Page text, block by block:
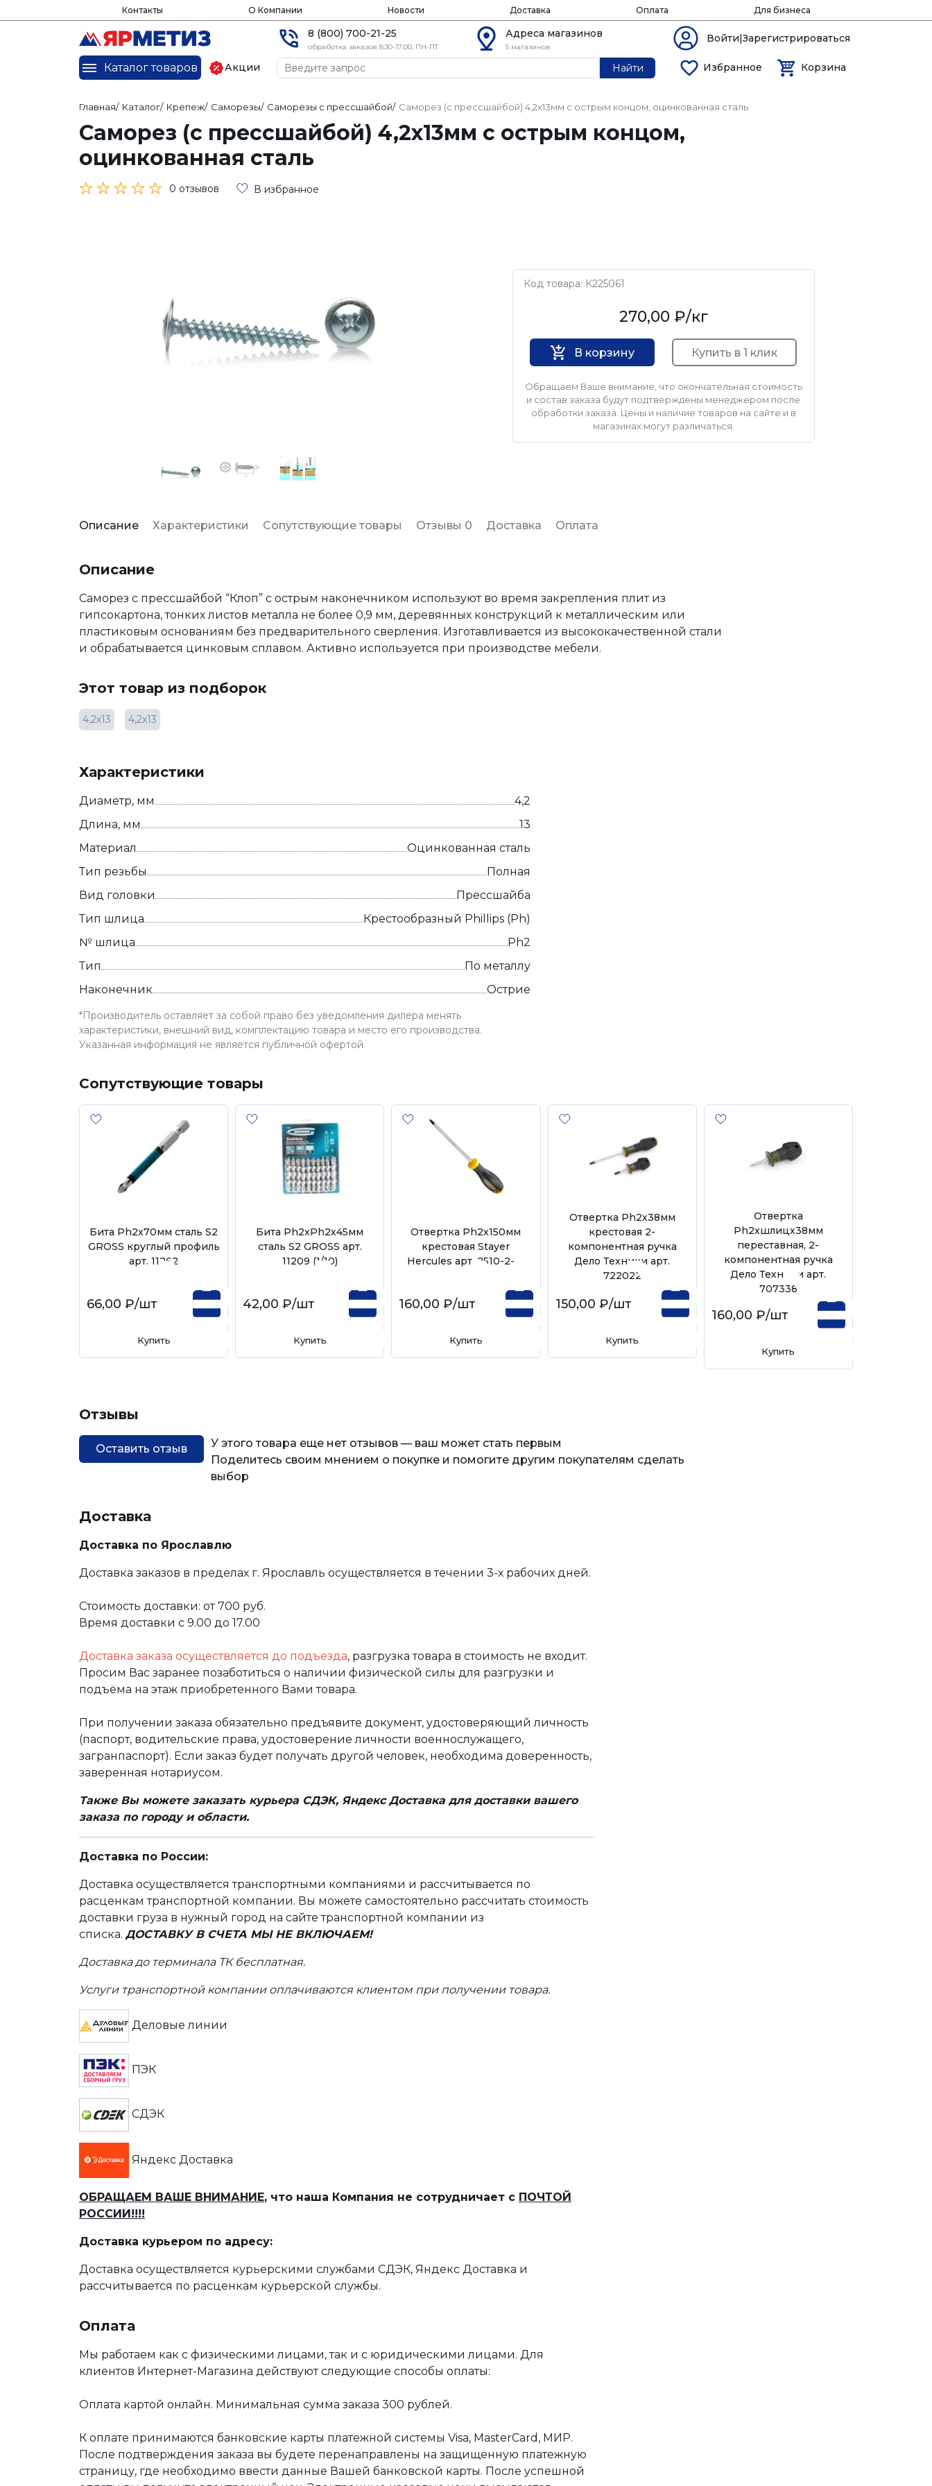
Контакты О Компании Новости Доставка Оплата Для бизнеса
8 (800) 700-21-25
обработка заказов 8:30-17:00, ПН-ПТ
Адреса магазинов
5 магазинов
Войти|Зарегистрироваться
Каталог товаров Акции Найти Избранное Корзина
Главная/ Каталог/ Крепеж/ Саморезы/ Саморезы с прессшайбой/ Саморез (с прессшайбой) 4,2х13мм с острым концом, оцинкованная сталь
Саморез (с прессшайбой) 4,2х13мм с острым концом,
оцинкованная сталь
0 отзывов В избранное
Код товара: К225061
270,00 ₽/кг
В корзину Купить в 1 клик
Обращаем Ваше внимание, что окончательная стоимость
и состав заказа будут подтверждены менеджером после
обработки заказа. Цены и наличие товаров на сайте и в
магазинах могут различаться.
Описание Характеристики Сопутствующие товары Отзывы 0 Доставка Оплата
Описание
Саморез с прессшайбой “Клоп” с острым наконечником используют во время закрепления плит из
гипсокартона, тонких листов металла не более 0,9 мм, деревянных конструкций к металлическим или
пластиковым основаниям без предварительного сверления. Изготавливается из высококачественной стали
и обрабатывается цинковым сплавом. Активно используется при производстве мебели.
Этот товар из подборок
4,2х13 4,2х13
Характеристики
Диаметр, мм
4,2
Длина, мм
13
Материал
Оцинкованная сталь
Тип резьбы
Полная
Вид головки
Прессшайба
Тип шлица
Крестообразный Phillips (Ph)
№ шлица
Ph2
Тип
По металлу
Наконечник
Острие
*Производитель оставляет за собой право без уведомления дилера менять
характеристики, внешний вид, комплектацию товара и место его производства.
Указанная информация не является публичной офертой
Сопутствующие товары
Бита Ph2х70мм сталь S2
GROSS круглый профиль
арт. 11262
66,00 ₽/шт
Купить
Бита Ph2хPh2х45мм
сталь S2 GROSS арт.
11209 (1/10)
42,00 ₽/шт
Купить
Отвертка Ph2х150мм
крестовая Stayer
Hercules арт. 2510-2-15
160,00 ₽/шт
Купить
Отвертка Ph2х38мм
крестовая 2-
компонентная ручка
Дело Техники арт.
722022
150,00 ₽/шт
Купить
Отвертка
Ph2хшлицх38мм
переставная, 2-
компонентная ручка
Дело Техники арт.
707338
160,00 ₽/шт
Купить
Отзывы
Оставить отзыв
У этого товара еще нет отзывов — ваш может стать первым
Поделитесь своим мнением о покупке и помогите другим покупателям сделать
выбор
Доставка
Доставка по Ярославлю
Доставка заказов в пределах г. Ярославль осуществляется в течении 3-х рабочих дней.
Стоимость доставки: от 700 руб.
Время доставки с 9.00 до 17.00
Доставка заказа осуществляется до подъезда, разгрузка товара в стоимость не входит.
Просим Вас заранее позаботиться о наличии физической силы для разгрузки и
подъёма на этаж приобретенного Вами товара.
При получении заказа обязательно предъявите документ, удостоверяющий личность
(паспорт, водительские права, удостоверение личности военнослужащего,
загранпаспорт). Если заказ будет получать другой человек, необходима доверенность,
заверенная нотариусом.
Также Вы можете заказать курьера СДЭК, Яндекс Доставка для доставки вашего
заказа по городу и области.
Доставка по России:
Доставка осуществляется транспортными компаниями и рассчитывается по
расценкам транспортной компании. Вы можете самостоятельно рассчитать стоимость
доставки груза в нужный город на сайте транспортной компании из
списка. ДОСТАВКУ В СЧЕТА МЫ НЕ ВКЛЮЧАЕМ!
Доставка до терминала ТК бесплатная.
Услуги транспортной компании оплачиваются клиентом при получении товара.
Деловые линии
ПЭК
СДЭК
Яндекс Доставка
ОБРАЩАЕМ ВАШЕ ВНИМАНИЕ, что наша Компания не сотрудничает с ПОЧТОЙ
РОССИИ!!!!
Доставка курьером по адресу:
Доставка осуществляется курьерскими службами СДЭК, Яндекс Доставка и
рассчитывается по расценкам курьерской службы.
Оплата
Мы работаем как с физическими лицами, так и с юридическими лицами. Для
клиентов Интернет-Магазина действуют следующие способы оплаты:
Оплата картой онлайн. Минимальная сумма заказа 300 рублей.
К оплате принимаются банковские карты платежной системы Visa, MasterCard, МИР.
После подтверждения заказа вы будете перенаправлены на защищенную платежную
страницу, где необходимо ввести данные Вашей банковской карты. После успешной